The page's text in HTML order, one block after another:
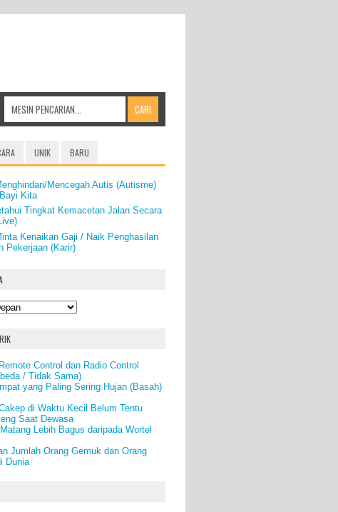
UNIK BARU
Mencegah Autis (Autisme)
Kita
Tingkat Kemacetan Jalan Secara
Kenaikan Gaji / Naik Penghasilan
Pekerjaan (Karir)
Control dan Radio Control
/ Tidak Sama)
yang Paling Sering Hujan (Basah)
di Waktu Kecil Belum Tentu
Saat Dewasa
Lebih Bagus daripada Wortel
Jumlah Orang Gemuk dan Orang
Dunia